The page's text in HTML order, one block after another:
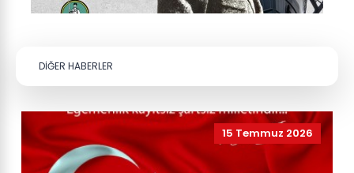
DİĞER HABERLER
15 Temmuz 2026